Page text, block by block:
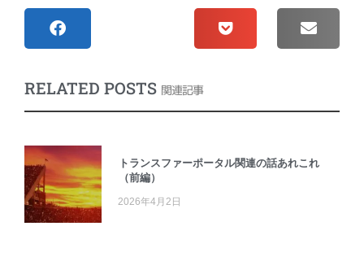
RELATED POSTS 関連記事
トランスファーポータル関連の話あれこれ
（前編）
2026年4月2日